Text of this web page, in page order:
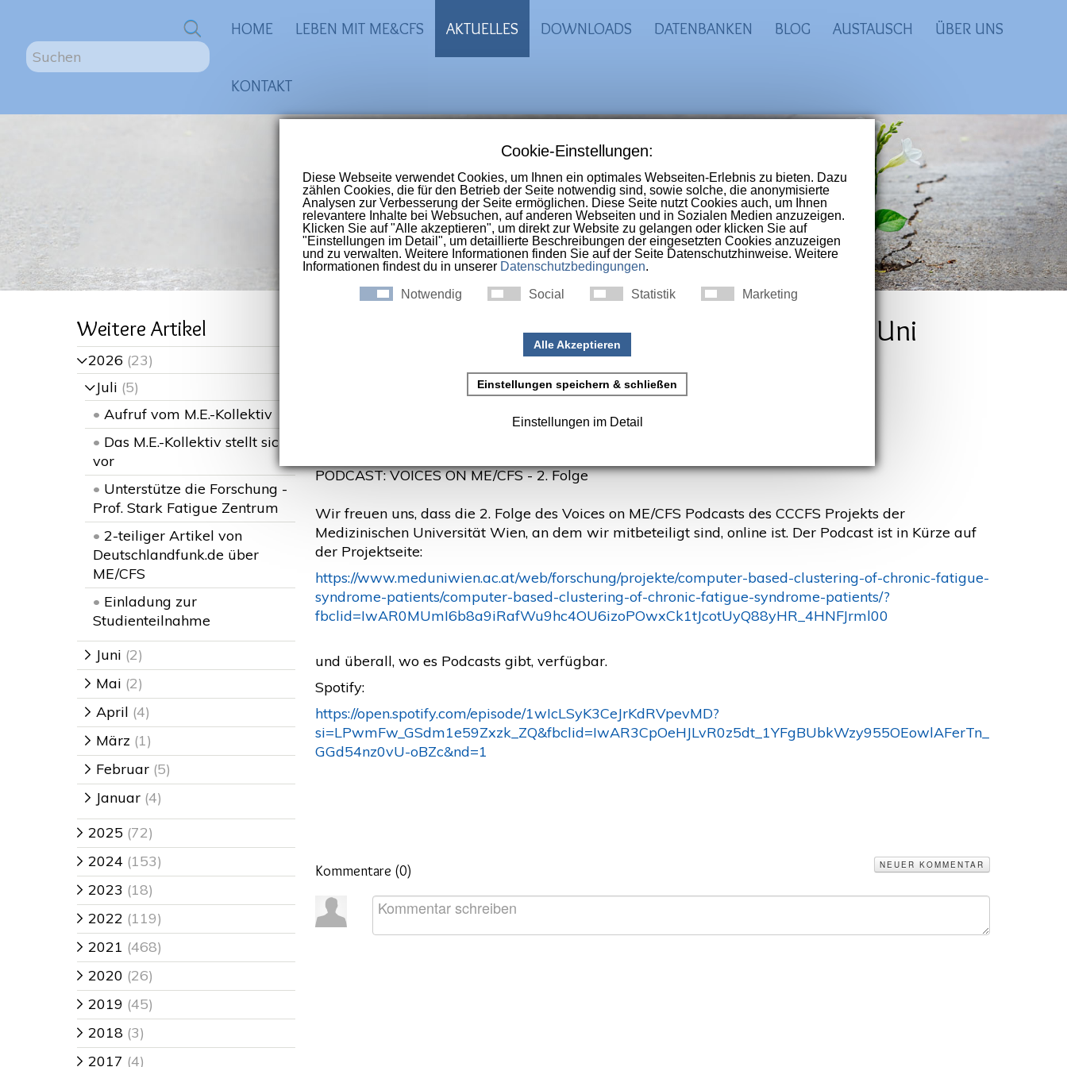
S
u
0 HOME LEBEN MIT ME&CFS AKTUELLES DOWNLOADS DATENBANKEN BLOG AUSTAUSCH ÜBER UNS
KONTAKT
ME-CFS Portal
Größte Online-Selbsthilfegruppe im deutschsprachigen Raum
für Menschen die anME, CFS, Long-Covid, Post-Covid und
Post-Vac-Syndromerkrankt sind.
Weitere Artikel
>2026 (23)
>Juli (5)
• Aufruf vom M.E.-Kollektiv
• Das M.E.-Kollektiv stellt sich
vor
• Unterstütze die Forschung -
Prof. Stark Fatigue Zentrum
• 2-teiliger Artikel von
Deutschlandfunk.de über
ME/CFS
• Einladung zur
Studienteilnahme
> Juni (2)
> Mai (2)
> April (4)
> März (1)
> Februar (5)
> Januar (4)
> 2025 (72)
> 2024 (153)
> 2023 (18)
> 2022 (119)
> 2021 (468)
> 2020 (26)
> 2019 (45)
> 2018 (3)
> 2017 (4)
PODCAST: VOICES ON ME/CFS - 2. Folge (Med. Uni
Erstellt: 23. November 2021
PODCAST: VOICES ON ME/CFS - 2. Folge
Wir freuen uns, dass die 2. Folge des Voices on ME/CFS Podcasts des CCCFS Projekts der
Medizinischen Universität Wien, an dem wir mitbeteiligt sind, online ist. Der Podcast ist in Kürze auf
der Projektseite:
https://www.meduniwien.ac.at/web/forschung/projekte/computer-based-clustering-of-chronic-fatigue-
syndrome-patients/computer-based-clustering-of-chronic-fatigue-syndrome-patients/?
fbclid=IwAR0MUmI6b8a9iRafWu9hc4OU6izoPOwxCk1tJcotUyQ88yHR_4HNFJrml00
und überall, wo es Podcasts gibt, verfügbar.
Spotify:
https://open.spotify.com/episode/1wIcLSyK3CeJrKdRVpevMD?
si=LPwmFw_GSdm1e59Zxzk_ZQ&fbclid=IwAR3CpOeHJLvR0z5dt_1YFgBUbkWzy955OEowlAFerTn_
GGd54nz0vU-oBZc&nd=1
Kommentare (0) NEUER KOMMENTAR